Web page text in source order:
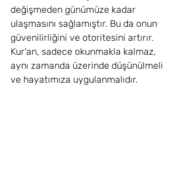
değişmeden günümüze kadar
ulaşmasını sağlamıştır. Bu da onun
güvenilirliğini ve otoritesini artırır.
Kur'an, sadece okunmakla kalmaz,
aynı zamanda üzerinde düşünülmeli
ve hayatımıza uygulanmalıdır.